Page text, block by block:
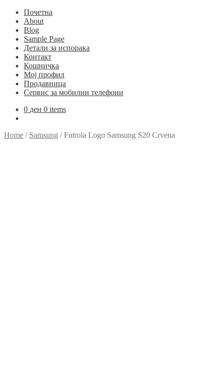
Почетна
About
Blog
Sample Page
Детали за испорака
Контакт
Кошничка
Мој профил
Продавница
Сервис за мобилни телефони
0 ден 0 items
Home / Samsung /Futrola Logo Samsung S20 Crvena